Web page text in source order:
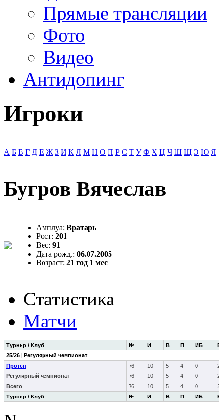
Прямые трансляции
Фото
Видео
Антидопинг
Игроки
А Б В Г Д Е Ж З И К Л М Н О П Р С Т У Ф Х Ц Ч Ш Щ Э Ю Я
Бугров Вячеслав
Амплуа: Вратарь
Рост: 201
Вес: 91
Дата рожд.: 06.07.2005
Возраст: 21 год 1 мес
Статистика
Матчи
Турнир / Клуб № И В П ИБ
Турнир / Клуб № И В П ИБ
25/26 | Регулярный чемпионат
Протон
76 10 5 4 0
Регулярный чемпионат
76 10 5 4 0
Всего
76 10 5 4 0